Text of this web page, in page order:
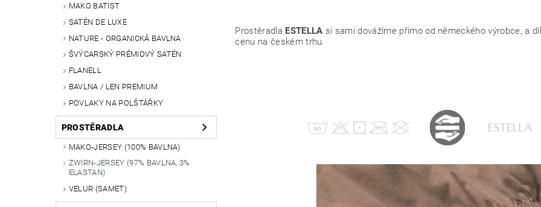
MAKO BATIST
SATÉN DE LUXE
NATURE - ORGANICKÁ BAVLNA
ŠVÝCARSKÝ PRÉMIOVÝ SATÉN
FLANELL
BAVLNA / LEN PREMIUM
POVLAKY NA POLŠTÁŘKY
PROSTĚRADLA
MAKO-JERSEY (100% BAVLNA)
ZWIRN-JERSEY (97% BAVLNA, 3%
ELASTAN)
VELUR (SAMET)
Prostěradla ESTELLA si sami dovážíme přímo od německého výrobce, a
cenu na českém trhu.